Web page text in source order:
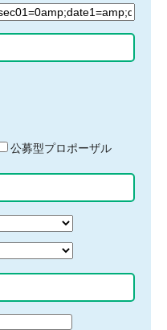
公募型プロポーザル